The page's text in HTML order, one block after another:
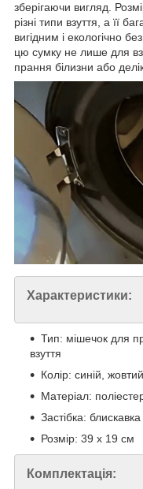
зберігаючи вигляд.
різні типи взуття, а її
вигідним і екологічно
цю сумку не лише для
прання білизни або
Характеристики:
Тип: мішечок для
взуття
Колір: синій,
Матеріал:
Застібка: блискавка
Розмір: 39 х 19 см
Комплектація: